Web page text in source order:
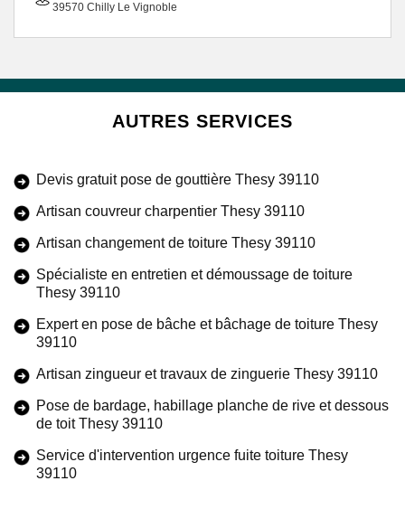
39570 Chilly Le Vignoble
AUTRES SERVICES
Devis gratuit pose de gouttière Thesy 39110
Artisan couvreur charpentier Thesy 39110
Artisan changement de toiture Thesy 39110
Spécialiste en entretien et démoussage de toiture
Thesy 39110
Expert en pose de bâche et bâchage de toiture Thesy
39110
Artisan zingueur et travaux de zinguerie Thesy 39110
Pose de bardage, habillage planche de rive et dessous
de toit Thesy 39110
Service d'intervention urgence fuite toiture Thesy
39110